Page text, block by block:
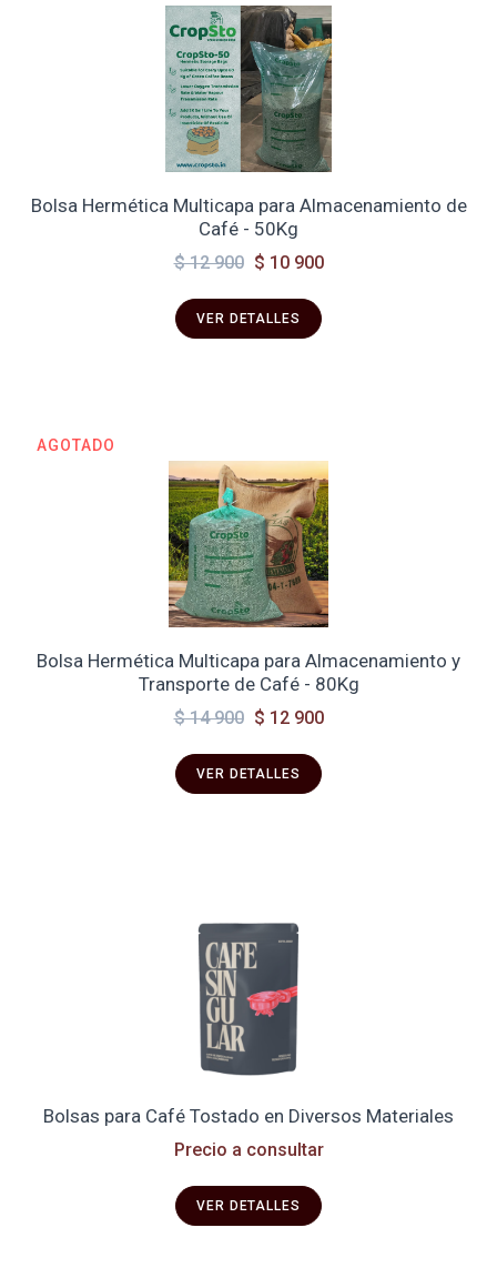
Bolsa Hermética Multicapa para Almacenamiento de
Café - 50Kg
$ 12 900 $ 10 900
VER DETALLES
AGOTADO
Bolsa Hermética Multicapa para Almacenamiento y
Transporte de Café - 80Kg
$ 14 900 $ 12 900
VER DETALLES
Bolsas para Café Tostado en Diversos Materiales
Precio a consultar
VER DETALLES